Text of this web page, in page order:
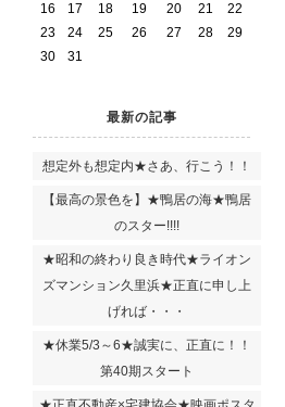
16
17 18 19 20 21
22
23
24 25 26 27 28
29
30
31
最新の記事
想定外も想定内★さあ、行こう！！
【最高の景色を】★鴨居の海★鴨居
のスター!!!!
★昭和の終わり良き時代★ライオン
ズマンション久里浜★正直に申し上
げれば・・・
★休業5/3～6★誠実に、正直に！！
第40期スタート